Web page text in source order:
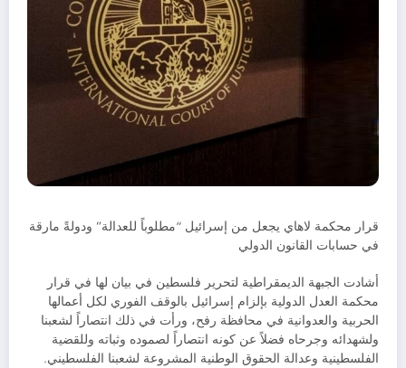
قرار محكمة لاهاي يجعل من إسرائيل “مطلوباً للعدالة” ودولةً مارقة
في حسابات القانون الدولي
أشادت الجبهة الديمقراطية لتحرير فلسطين في بيان لها في قرار
محكمة العدل الدولية بإلزام إسرائيل بالوقف الفوري لكل أعمالها
الحربية والعدوانية في محافظة رفح، ورأت في ذلك انتصاراً لشعبنا
ولشهدائه وجرحاه فضلاً عن كونه انتصاراً لصموده وثباته وللقضية
الفلسطينية وعدالة الحقوق الوطنية المشروعة لشعبنا الفلسطيني.